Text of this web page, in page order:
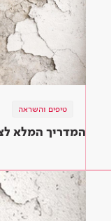
טיפים והשראה
המדריך המלא